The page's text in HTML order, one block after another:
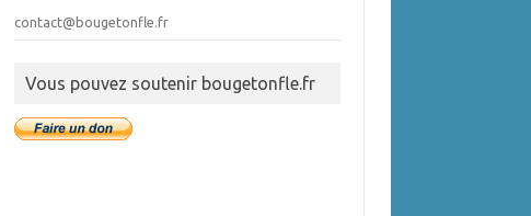
contact@bougetonfle.fr
Vous pouvez soutenir bougetonfle.fr